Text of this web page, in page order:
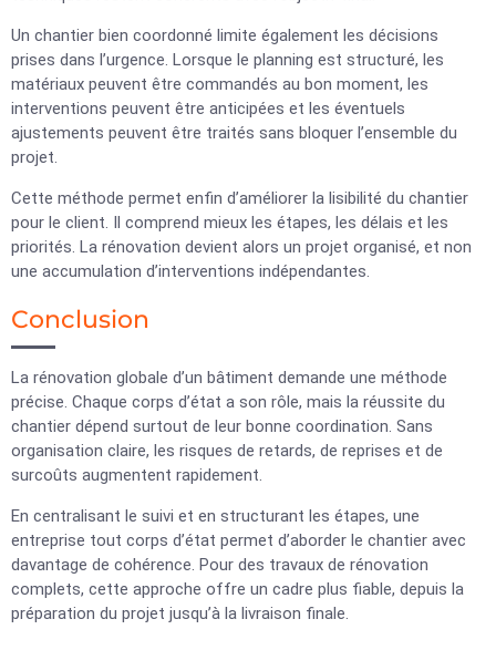
Un chantier bien coordonné limite également les décisions
prises dans l’urgence. Lorsque le planning est structuré, les
matériaux peuvent être commandés au bon moment, les
interventions peuvent être anticipées et les éventuels
ajustements peuvent être traités sans bloquer l’ensemble du
projet.
Cette méthode permet enfin d’améliorer la lisibilité du chantier
pour le client. Il comprend mieux les étapes, les délais et les
priorités. La rénovation devient alors un projet organisé, et non
une accumulation d’interventions indépendantes.
Conclusion
La rénovation globale d’un bâtiment demande une méthode
précise. Chaque corps d’état a son rôle, mais la réussite du
chantier dépend surtout de leur bonne coordination. Sans
organisation claire, les risques de retards, de reprises et de
surcoûts augmentent rapidement.
En centralisant le suivi et en structurant les étapes, une
entreprise tout corps d’état permet d’aborder le chantier avec
davantage de cohérence. Pour des travaux de rénovation
complets, cette approche offre un cadre plus fiable, depuis la
préparation du projet jusqu’à la livraison finale.